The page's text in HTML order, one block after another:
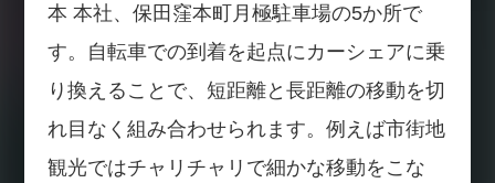
本 本社、保田窪本町月極駐車場の5か所で
す。自転車での到着を起点にカーシェアに乗
り換えることで、短距離と長距離の移動を切
れ目なく組み合わせられます。例えば市街地
観光ではチャリチャリで細かな移動をこな